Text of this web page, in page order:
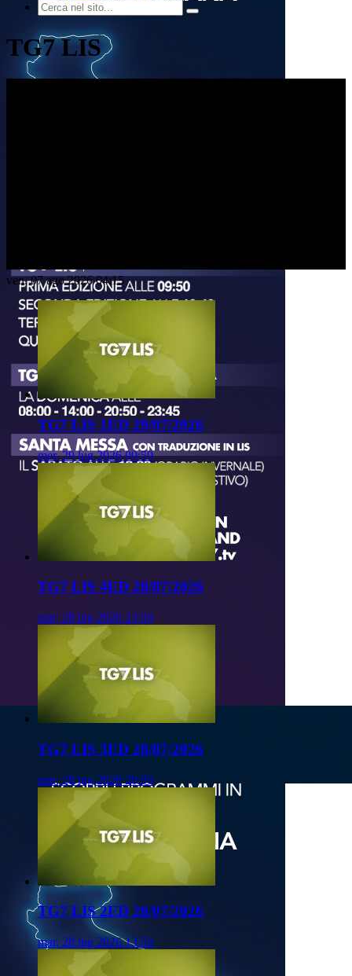
TG7 LIS
ven, 07 ago 2026 04:15
TG7 LIS 1ED 29/07/2026
mer, 29 lug 2026 09:50
TG7 LIS 4ED 28/07/2026
mar, 28 lug 2026 23:50
TG7 LIS 3ED 28/07/2026
mar, 28 lug 2026 20:50
TG7 LIS 2ED 28/07/2026
mar, 28 lug 2026 13:50